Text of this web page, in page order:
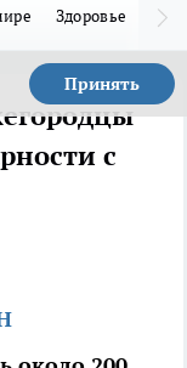
Здоровье
Принять
с